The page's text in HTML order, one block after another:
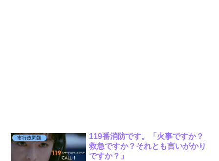
市行政問題
119番消防です。「火事ですか？
救急ですか？それとも言いがかり
ですか？」